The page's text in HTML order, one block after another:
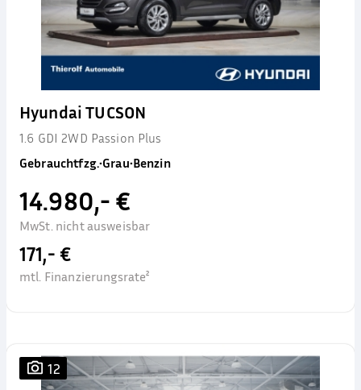
Hyundai TUCSON
1.6 GDI 2WD Passion Plus
Gebrauchtfzg.•Grau•Benzin
14.980,- €
MwSt. nicht ausweisbar
171,- €
mtl. Finanzierungsrate²
12